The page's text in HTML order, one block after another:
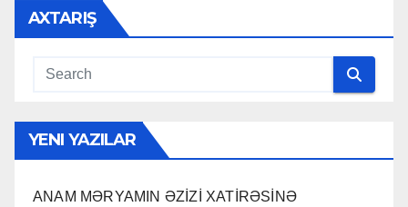
AXTARIŞ
YENI YAZILAR
ANAM MƏRYAMIN ƏZİZİ XATİRƏSİNƏ